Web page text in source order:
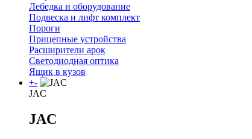
Лебедка и оборудование
Подвеска и лифт комплект
Пороги
Прицепные устройства
Расширители арок
Светодиодная оптика
Ящик в кузов
+-
JAC
JAC